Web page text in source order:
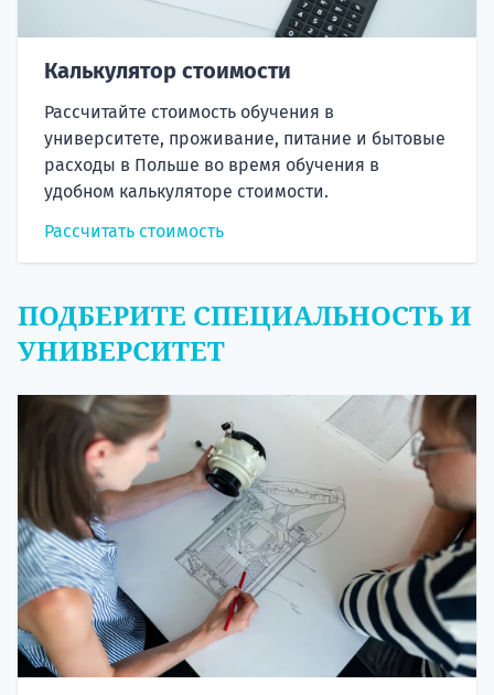
Калькулятор стоимости
Рассчитайте стоимость обучения в
университете, проживание, питание и бытовые
расходы в Польше во время обучения в
удобном калькуляторе стоимости.
Рассчитать стоимость
ПОДБЕРИТЕ СПЕЦИАЛЬНОСТЬ И
УНИВЕРСИТЕТ